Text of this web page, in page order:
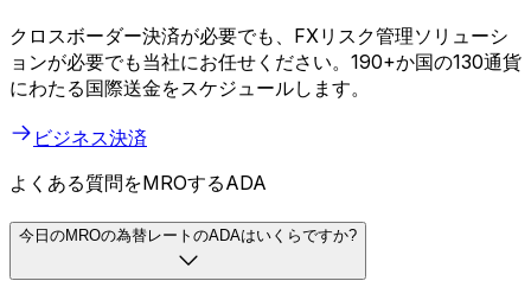
クロスボーダー決済が必要でも、FXリスク管理ソリューシ
ョンが必要でも当社にお任せください。190+か国の130通貨
にわたる国際送金をスケジュールします。
ビジネス決済
よくある質問をMROするADA
今日のMROの為替レートのADAはいくらですか?